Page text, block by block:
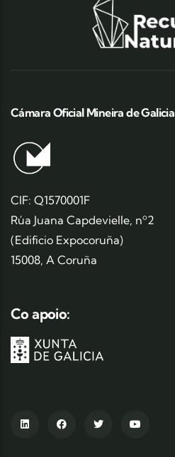
Cámara Oficial Mineira de Galicia
CIF: Q1570001F
Rúa Juana Capdevielle, nº2
(Edificio Expocoruña)
15008, A Coruña
Co apoio: